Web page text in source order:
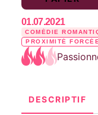
01.07.2021
COMÉDIE
PROXIMITÉ
DESCRIPTIF